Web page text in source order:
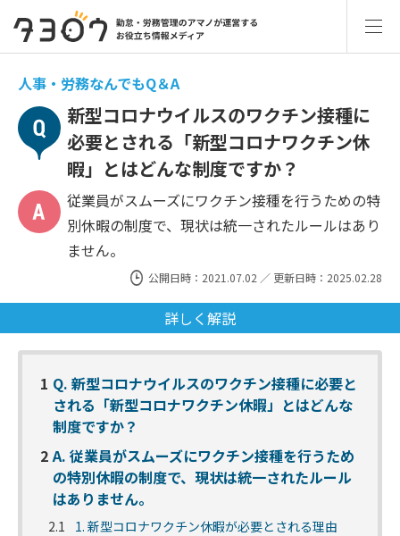
人事・労務なんでもQ＆A
新型コロナウイルスのワクチン接種に
必要とされる「新型コロナワクチン休
暇」とはどんな制度ですか？
従業員がスムーズにワクチン接種を行うための特
別休暇の制度で、現状は統一されたルールはあり
ません。
公開日時：2021.07.02 ／ 更新日時：2025.02.28
詳しく解説
1 Q. 新型コロナウイルスのワクチン接種に必要と
される「新型コロナワクチン休暇」とはどんな
制度ですか？
2 A. 従業員がスムーズにワクチン接種を行うため
の特別休暇の制度で、現状は統一されたルール
はありません。
2.1
1. 新型コロナワクチン休暇が必要とされる理由